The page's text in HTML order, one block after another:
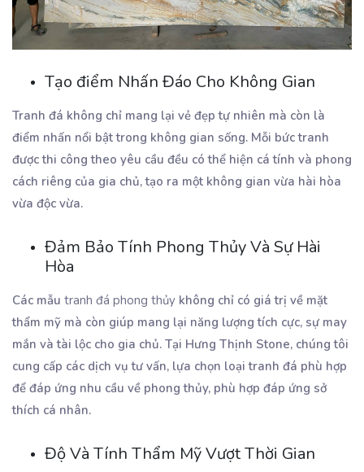
Tạo điểm Nhấn Đáo Cho Không Gian
Tranh đá không chỉ mang lại vẻ đẹp tự nhiên mà còn là
điểm nhấn nổi bật trong không gian sống. Mỗi bức tranh
được thi công theo yêu cầu đều có thể hiện cá tính và phong
cách riêng của gia chủ, tạo ra một không gian vừa hài hòa
vừa độc vừa.
Đảm Bảo Tính Phong Thủy Và Sự Hài
Hòa
Các mẫu tranh đá phong thủy không chỉ có giá trị về mặt
thẩm mỹ mà còn giúp mang lại năng lượng tích cực, sự may
mắn và tài lộc cho gia chủ. Tại Hưng Thịnh Stone, chúng tôi
cung cấp các dịch vụ tư vấn, lựa chọn loại tranh đá phù hợp
để đáp ứng nhu cầu về phong thủy, phù hợp đáp ứng sở
thích cá nhân.
Độ Và Tính Thẩm Mỹ Vượt Thời Gian